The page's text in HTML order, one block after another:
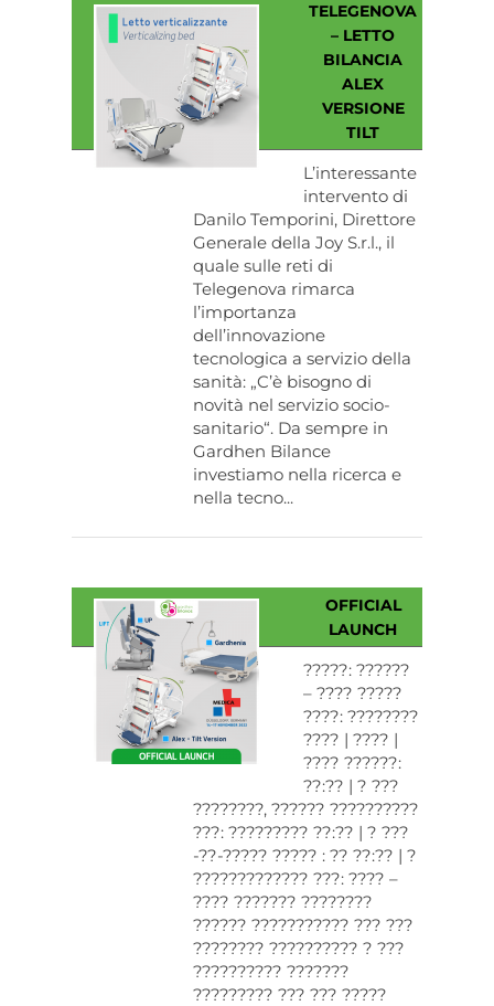
TELEGENOVA
– LETTO
BILANCIA
ALEX
VERSIONE
TILT
L’interessante
intervento di
Danilo Temporini, Direttore
Generale della Joy S.r.l., il
quale sulle reti di
Telegenova rimarca
l’importanza
dell’innovazione
tecnologica a servizio della
sanità: „C’è bisogno di
novità nel servizio socio-
sanitario“. Da sempre in
Gardhen Bilance
investiamo nella ricerca e
nella tecno...
OFFICIAL
LAUNCH
?????: ??????
– ???? ?????
????: ????????
???? | ???? |
???? ??????:
??:?? | ? ???
????????, ?????? ??????????
???: ????????? ??:?? | ? ???
-??-????? ????? : ?? ??:?? | ?
????????????? ???: ???? –
???? ??????? ????????
?????? ??????????? ??? ???
???????? ?????????? ? ???
?????????? ???????
????????? ??? ??? ?????